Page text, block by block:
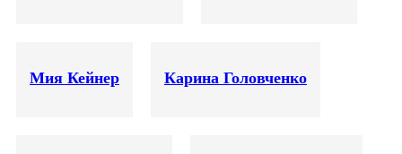
Мия Кейнер Карина Головченко